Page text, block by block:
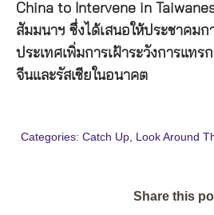
China to Intervene in
สัมมนาฯ ซึ่งได้เสนอให้ประชาคมก
ประเทศเพิ่มการเฝ้าระวังการแทร
จีนและรัสเซียในอนาคต
Categories: Catch Up Look Around
Share this